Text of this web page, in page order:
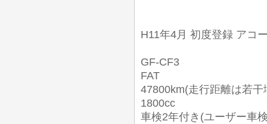
H11年4月 初度登録 アコ
GF-CF3
FAT
47800km(走行距離は若干
1800cc
車検2年付き(ユーザー車